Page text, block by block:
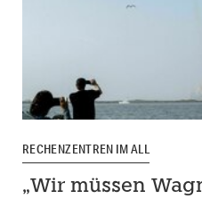
RECHENZENTREN IM ALL
„Wir müssen